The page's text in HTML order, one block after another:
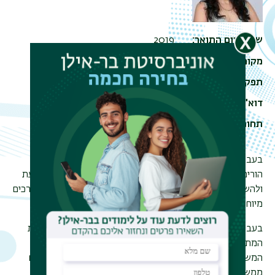
שנת סיום התואר 2019
מקום עבודה המרכז האקדמי פרס
תפקיד עובדת סוציאלית, מדריכה עצמאית
דוא"ל meital2504@gmail.com
תחומי לימוד
תואר ראשון, תואר שני במגמה
שיקומית-טיפולית, קורס הדרכה
בעבודתי כמדריכה אני זוכה ללוות עובדות סוציאליות, מדריכות
הורים ורכזות בשלבי התפתחות מקצועיים שונים. ובמקביל לגעת
ולהשפיע בעקיפין על חייהן של משפחות רבות עם ילדים עם צרכים
מיוחדים.
בעבודתי במרכז האקדמי פרס אני מלווה סטודנטים סטודנטיות
המתמודדים עם אתגרי חיים מגוונים. אחד האספקטים
המשמעותיים בעיניי זו היכולת להחזיק קשר טיפולי לצד צעדים
ממשיים בעולם האקדמי שמהווים חלק בלתי נפרד מהשיקום.